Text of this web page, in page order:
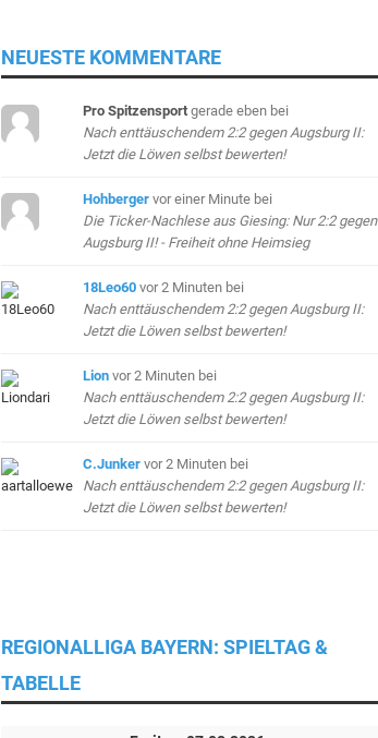
NEUESTE KOMMENTARE
Pro Spitzensport gerade ebenbei
Nach enttäuschendem 2:2 gegen Augsburg II:
Jetzt die Löwen selbst bewerten!
Hohberger vor einer Minutebei
Die Ticker-Nachlese aus Giesing: Nur 2:2 gegen
Augsburg II! - Freiheit ohne Heimsieg
18Leo60 vor 2 Minuten bei
Nach enttäuschendem 2:2 gegen Augsburg II:
Jetzt die Löwen selbst bewerten!
Lion vor 2 Minuten bei
Nach enttäuschendem 2:2 gegen Augsburg II:
Jetzt die Löwen selbst bewerten!
C.Junker vor 2 Minuten bei
Nach enttäuschendem 2:2 gegen Augsburg II:
Jetzt die Löwen selbst bewerten!
REGIONALLIGA BAYERN: SPIELTAG &
TABELLE